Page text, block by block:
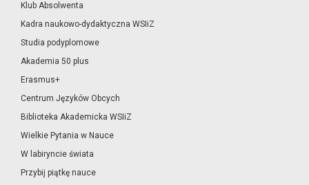
Klub Absolwenta
Kadra naukowo-dydaktyczna WSIiZ
Studia podyplomowe
Akademia 50 plus
Erasmus+
Centrum Języków Obcych
Biblioteka Akademicka WSIiZ
Wielkie Pytania w Nauce
W labiryncie świata
Przybij piątkę nauce